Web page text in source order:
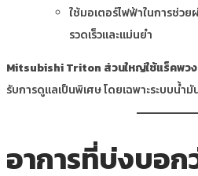
ใช้มอเตอร์ไฟฟ้าในการช่ว
รวดเร็วและแม่นยำ
Mitsubishi Triton ส่วนใหญ่ใช้แร็คพว
รับการดูแลเป็นพิเศษ โดยเฉพาะระบบน้ำ
อาการที่บ่งบอก